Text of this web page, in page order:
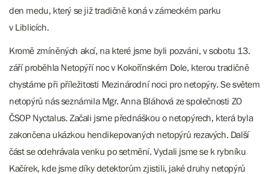
den medu, který se již tradičně koná v zámeckém parku
v Liblicích.
Kromě zmíněných akcí, na které jsme byli pozváni, v sobotu 13.
září proběhla Netopýří noc v Kokořínském Dole, kterou tradičně
chystáme při příležitosti Mezinárodní noci pro netopýry. Se světem
netopýrů nás seznámila Mgr. Anna Bláhová ze společnosti ZO
ČSOP Nyctalus. Začali jsme přednáškou o netopýrech, která byla
zakončena ukázkou hendikepovaných netopýrů rezavých. Další
část se odehrávala venku po setmění. Vydali jsme se k rybníku
Kačírek, kde jsme díky detektorům zjistili, jaké druhy netopýrů